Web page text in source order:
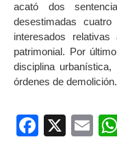
acató dos
desestimadas
interesados relativas
patrimonial. Por
disciplina
órdenes de demolición.
X